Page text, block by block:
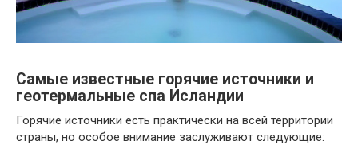
Самые известные горячие источники и
геотермальные спа Исландии
Горячие источники есть практически на всей территории
страны, но особое внимание заслуживают следующие: